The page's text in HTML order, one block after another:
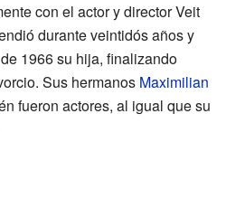
con el actor y director Veit
durante veintidós años y
1966 su hija, finalizando
Sus hermanos Maximilian
fueron actores, al igual que su